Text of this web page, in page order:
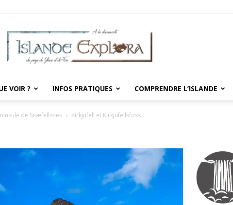
VOIR ? INFOS PRATIQUES COMPRENDRE L’ISLANDE
de Snæfellsnes Kirkjufell et Kirkjufellsfoss